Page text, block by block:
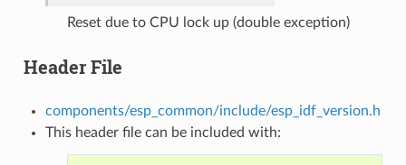
Reset due to CPU lock up (double exception)
Header File
components/esp_common/include/esp_idf_version.h
This header file can be included with: